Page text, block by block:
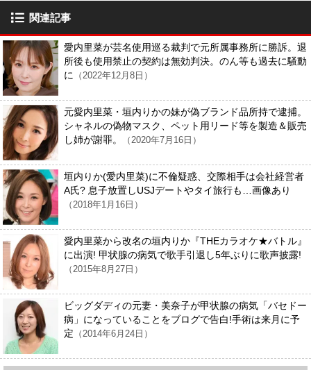
関連記事
愛内里菜が芸名使用巡る裁判で元所属事務所に勝訴。退
所後も使用禁止の契約は無効判決。のん等も過去に騒動
に
（2022年12月8日）
元愛内里菜・垣内りかの妹が偽ブランド品所持で逮捕。
シャネルの偽物マスク、ペット用リード等を製造＆販売
し姉が謝罪。
（2020年7月16日）
垣内りか(愛内里菜)に不倫疑惑、交際相手は会社経営者
A氏? 息子放置しUSJデートやタイ旅行も…画像あり
（2018年1月16日）
愛内里菜から改名の垣内りか『THEカラオケ★バトル』
に出演! 甲状腺の病気で歌手引退し5年ぶりに歌声披露!
（2015年8月27日）
ビッグダディの元妻・美奈子が甲状腺の病気「バセドー
病」になっていることをブログで告白!手術は来月に予
定 （2014年6月24日）